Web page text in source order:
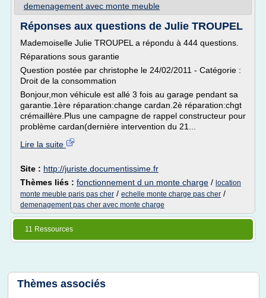
demenagement avec monte meuble
Réponses aux questions de Julie TROUPEL
Mademoiselle Julie TROUPEL a répondu à 444 questions.
Réparations sous garantie
Question postée par christophe le 24/02/2011 - Catégorie :
Droit de la consommation
Bonjour,mon véhicule est allé 3 fois au garage pendant sa
garantie.1ère réparation:change cardan.2è réparation:chgt
crémaillère.Plus une campagne de rappel constructeur pour
problème cardan(dernière intervention du 21...
Lire la suite
Site : http://juriste.documentissime.fr
Thèmes liés : fonctionnement d un monte charge / location
monte meuble paris pas cher / echelle monte charge pas cher /
demenagement pas cher avec monte charge
11 Ressources
Thèmes associés